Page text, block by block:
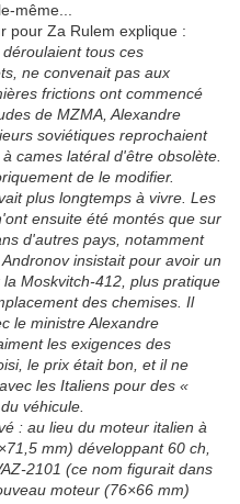
même...
pour Za Rulem explique :
tous ces
ne convenait pas aux
frictions ont commencé
de MZMA, Alexandre
soviétiques reprochaient
cames latéral d'être obsolète.
de le modifier.
plus longtemps à vivre. Les
ensuite été montés que sur
d'autres pays, notamment
insistait pour avoir un
Moskvitch-412, plus pratique
des chemises. Il
le ministre Alexandre
les exigences des
le prix était bon, et il ne
les Italiens pour des «
véhicule.
: au lieu du moteur italien à
mm) développant 60 ch,
2101 (ce nom figurait dans
moteur (76×66 mm)